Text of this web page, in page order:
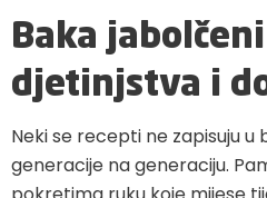
Baka
djetinjstva i
Neki se recepti ne zapisuju u
generacije na generaciju.